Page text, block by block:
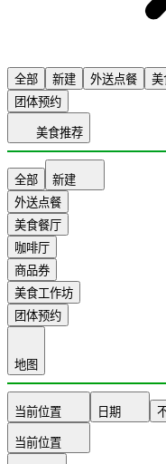
全部 新建 外送点餐 美
团体预约
美食推荐
全部
新建
外送点餐
美食餐厅
咖啡厅
商品券
美食工作坊
团体预约
地图
当前位置 日期
当前位置